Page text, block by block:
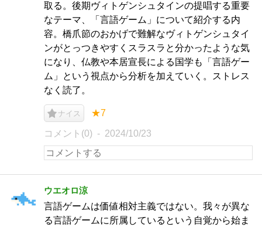
取る。後期ヴィトゲンシュタインの提唱する重要
なテーマ、「言語ゲーム」について紹介する内
容。橋爪節のおかげで難解なヴィトゲンシュタイ
ンがとっつきやすくスラスラと分かったような気
になり、仏教や本居宣長による国学も「言語ゲー
ム」という視点から分析を加えていく。ストレス
なく読了。
ナイス ★7
コメント(0) 2024/10/23
ウエオロ涼
言語ゲームは価値相対主義ではない。我々が異な
る言語ゲームに所属しているという自覚から始ま